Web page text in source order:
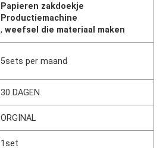
Papieren zakdoekje
Productiemachine
,weefsel die materiaal maken
5sets per maand
30 DAGEN
ORGINAL
1set